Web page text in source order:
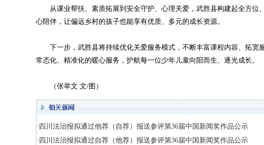
从课业帮扶、素质拓展到安全守护、心理关爱，武胜县构建起全方位
心陪伴，让偏远乡村的孩子也能享有优质、多元的成长资源。
下一步，武胜县将持续优化关爱服务模式，不断丰富课程内容、拓宽
常态化、精准化的暖心服务，护航每一位少年儿童向阳而生、逐光成长。
（张举文 文/图）
·四川法治报拟通过他荐（自荐）报送参评第36届中国新闻奖作品公示
·四川法治报拟通过自荐（他荐）报送参评第36届中国新闻奖作品公示